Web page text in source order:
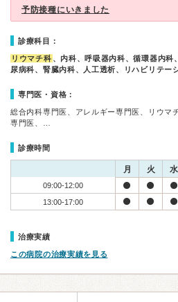
予防接種にいきました
診療科目：
リウマチ科 、内科、呼吸器内科、循環器内
尿病科、腎臓内科、人工透析、リハビリテー
専門医・資格：
総合内科専門医、アレルギー専門医、リウマ
専門医、…
診療時間
月 火 水
09:00-12:00
13:00-17:00
治療実績
この病院の治療実績を見る